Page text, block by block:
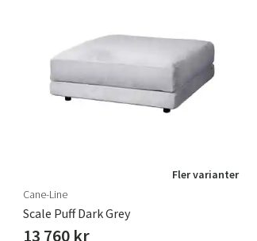
Fler varianter
Cane-Line
Scale Puff Dark Grey
13 760 kr